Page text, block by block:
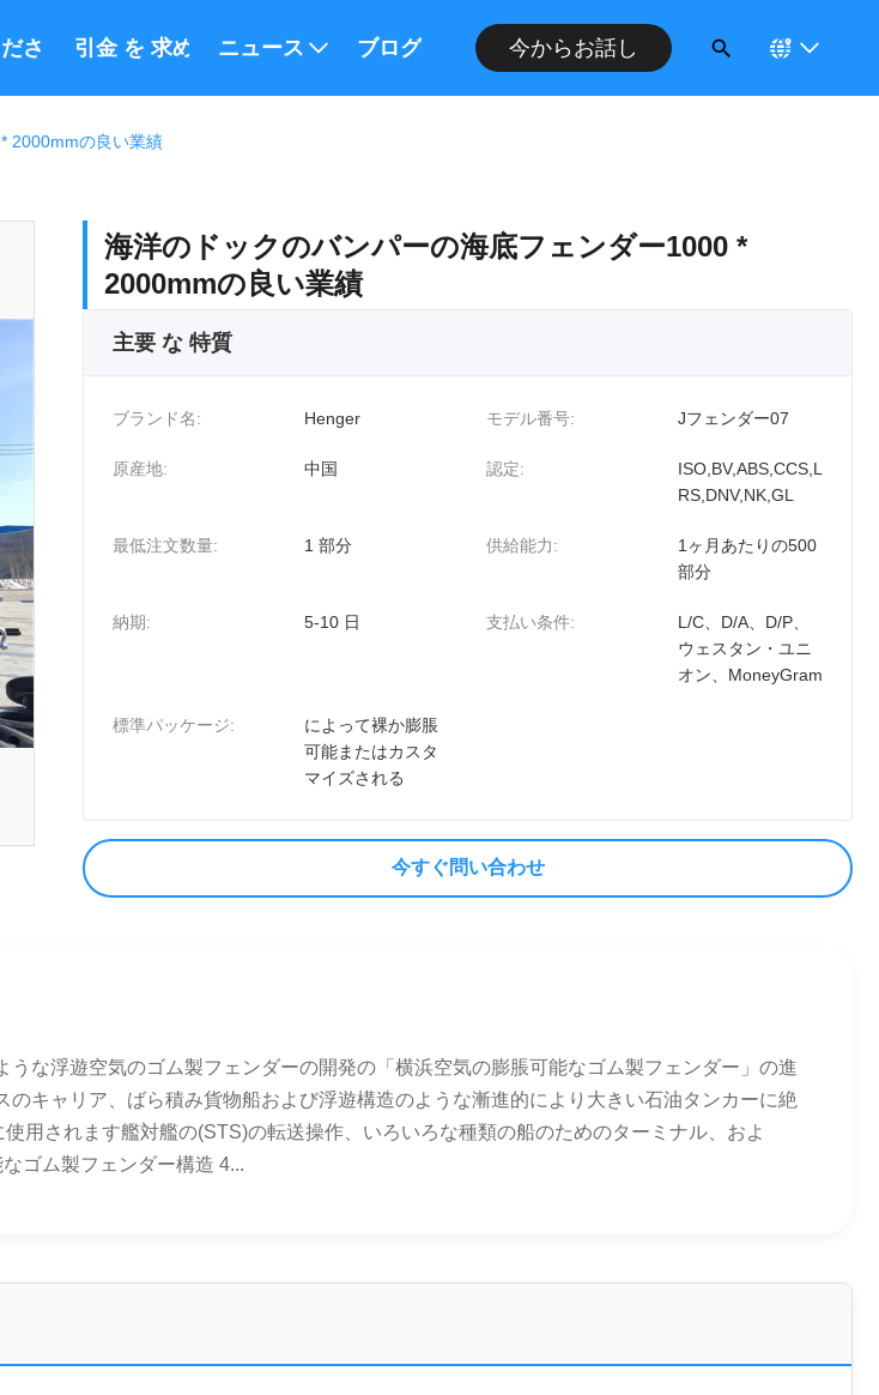
さい 引金 を 求め て ください
ニュース ブログ 今からお話し
2000mmの良い業績
海洋のドックのバンパーの海底フェンダー1000 *
2000mmの良い業績
主要 な 特質
ブランド名: Henger モデル番号: Jフェンダー07
原産地: 中国 認定:
ISO,BV,ABS,CCS,L
RS,DNV,NK,GL
最低注文数量: 1 部分 供給能力:
1ヶ月あたりの500
部分
納期: 5-10 日 支払い条件:
L/C、D/A、D/P、
ウェスタン・ユニ
オン、MoneyGram
標準パッケージ:
によって裸か膨脹
可能またはカスタ
マイズされる
今すぐ問い合わせ
な浮遊空気のゴム製フェンダーの開発の「横浜空気の膨脹可能なゴム製フェンダー」の進
キャリア、ばら積み貨物船および浮遊構造のような漸進的により大きい石油タンカーに絶
用されます艦対艦の(STS)の転送操作、いろいろな種類の船のためのターミナル、およ
ゴム製フェンダー構造 4...